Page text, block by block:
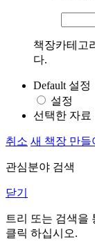
책장카테고
다.
Default 설정
설정
선택한 자료
취소 새 책장 만들
관심분야 검색
닫기
트리 또는 검색을
클릭 하십시오.